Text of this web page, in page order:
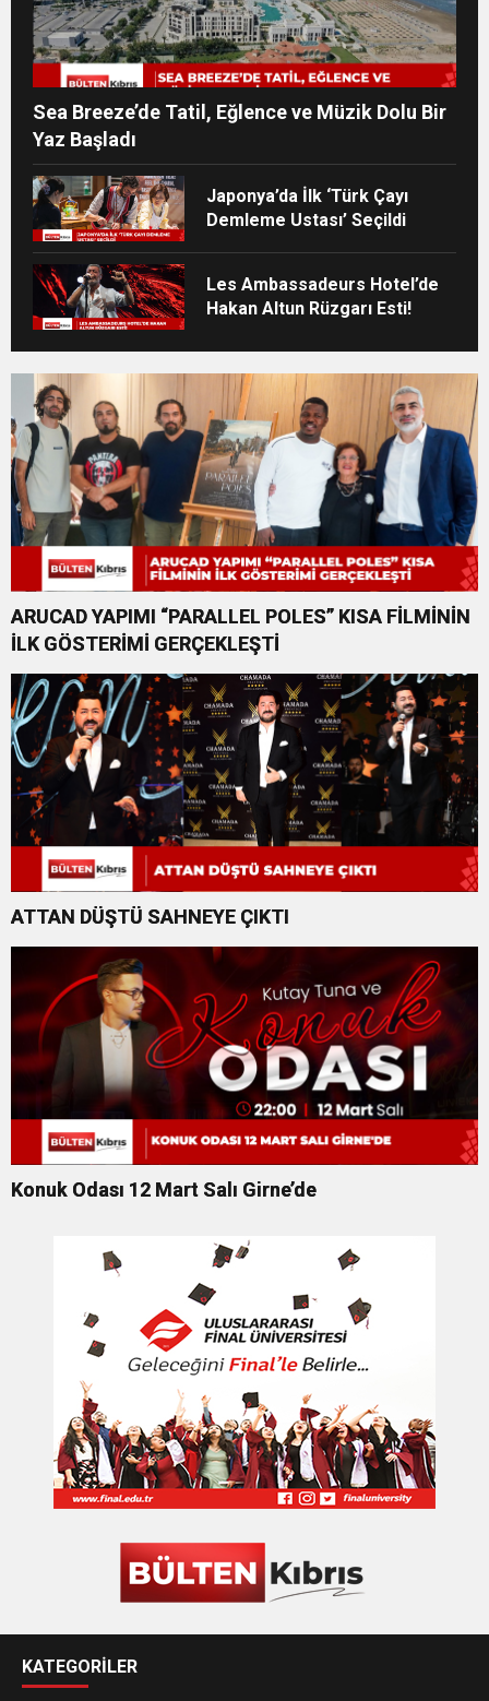
Sea Breeze’de Tatil, Eğlence ve Müzik Dolu Bir
Yaz Başladı
Japonya’da İlk ‘Türk Çayı
Demleme Ustası’ Seçildi
Les Ambassadeurs Hotel’de
Hakan Altun Rüzgarı Esti!
ARUCAD YAPIMI “PARALLEL POLES” KISA FİLMİNİN
İLK GÖSTERİMİ GERÇEKLEŞTİ
ATTAN DÜŞTÜ SAHNEYE ÇIKTI
Konuk Odası 12 Mart Salı Girne’de
KATEGORİLER